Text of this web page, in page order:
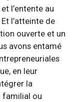
l’entente au
l’atteinte de
ouverte et un
avons entamé
en leur
la
familial ou